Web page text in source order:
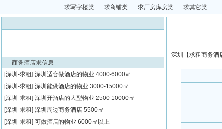
求写字楼类
求商铺类 求厂房库房类 求其它类
深圳【求租商务酒
商务酒店求信息
[深圳-求租] 深圳适合做酒店的物业 4000-6000㎡
[深圳-求租] 深圳能做酒店的物业 3000-15000㎡
[深圳-求租] 深圳开酒店的大型物业 2500-10000㎡
[深圳-求租] 深圳周边商务酒店 5500㎡
[深圳-求租] 可做酒店的物业 6000㎡以上